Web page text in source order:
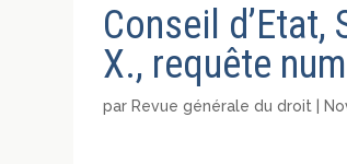
Conseil d’Etat,
X., requête
par Revue générale du droit